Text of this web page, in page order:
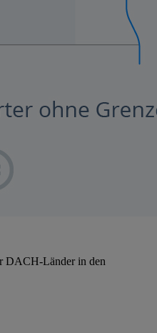
DACH-Länder in den